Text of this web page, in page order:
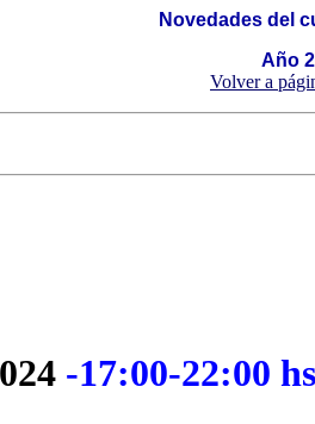
Novedades del
Año
Volver a
-17:00-22:00 hs